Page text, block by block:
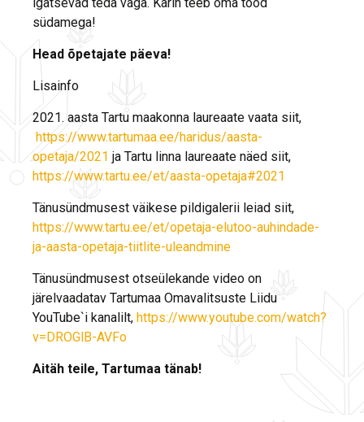
südamega!
Head õpetajate päeva!
Lisainfo
2021. aasta Tartu maakonna laureaate vaata siit,
https://www.tartumaa.ee/haridus/aasta-
opetaja/2021 ja Tartu linna laureaate näed siit,
https://www.tartu.ee/et/aasta-opetaja#2021
Tänusündmusest väikese pildigalerii leiad siit,
https://www.tartu.ee/et/opetaja-elutoo-auhindade-
ja-aasta-opetaja-tiitlite-uleandmine
Tänusündmusest otseülekande video on
järelvaadatav Tartumaa Omavalitsuste Liidu
YouTube`i kanalilt, https://www.youtube.com/watch?
v=DROGlB-AVFo
Aitäh teile, Tartumaa tänab!